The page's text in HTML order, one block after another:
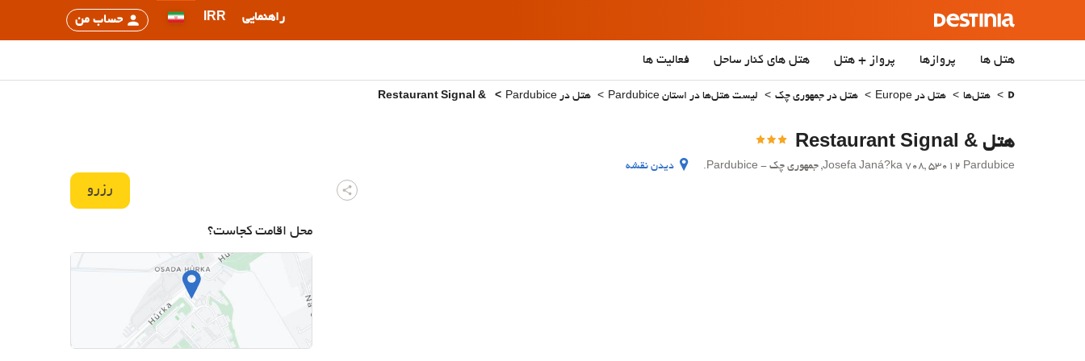
راهنمایی IRR حساب من
هتل ها پروازها پرواز + هتل هتل‌ های کنار ساحل فعالیت ها
هتل‌ها هتل در Europe هتل در جمهوری چک لیست هتل‌ها در استان Pardubice هتل در Pardubice & Restaurant Signal
هتل & Restaurant Signal
Josefa Janá?ka 708, 53012 Pardubice, جمهوری چک - Pardubice. دیدن نقشه
رزرو
محل اقامت کجاست؟